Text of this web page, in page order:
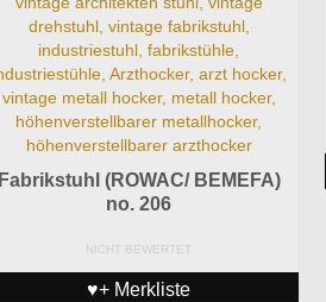
Fabrikstuhl (ROWAC/ BEMEFA)
no. 206
NICHT BEWERTET
♥+ Merkliste